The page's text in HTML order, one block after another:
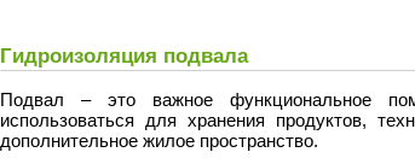
Гидроизоляция подвала
Подвал – это важное функциональное
использоваться для хранения продуктов,
дополнительное жилое пространство.